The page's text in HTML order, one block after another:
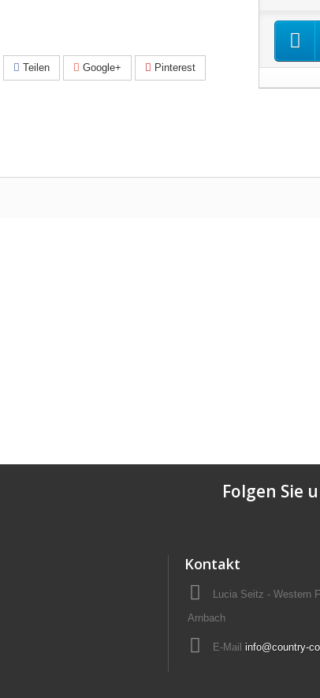
Teilen Google+ Pinterest
Folgen Sie
Kontakt
Lucia Seitz - Western
Arnbach
E-Mail info@country-